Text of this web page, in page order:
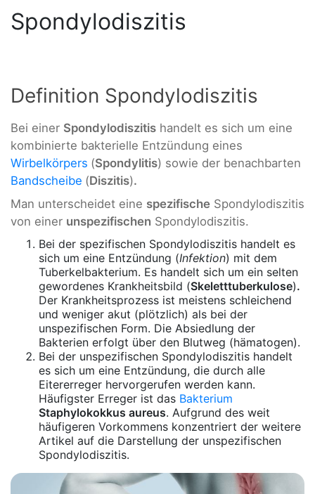
Spondylodiszitis
Definition Spondylodiszitis
Bei einer Spondylodiszitis handelt es sich um eine
kombinierte bakterielle Entzündung eines
Wirbelkörpers (Spondylitis) sowie der benachbarten
Bandscheibe (Diszitis).
Man unterscheidet eine spezifische Spondylodiszitis
von einer unspezifischen Spondylodiszitis.
Bei der spezifischen Spondylodiszitis handelt es
sich um eine Entzündung (Infektion) mit dem
Tuberkelbakterium. Es handelt sich um ein selten
gewordenes Krankheitsbild (Skeletttuberkulose).
Der Krankheitsprozess ist meistens schleichend
und weniger akut (plötzlich) als bei der
unspezifischen Form. Die Absiedlung der
Bakterien erfolgt über den Blutweg (hämatogen).
Bei der unspezifischen Spondylodiszitis handelt
es sich um eine Entzündung, die durch alle
Eitererreger hervorgerufen werden kann.
Häufigster Erreger ist das Bakterium
Staphylokokkus aureus. Aufgrund des weit
häufigeren Vorkommens konzentriert der weitere
Artikel auf die Darstellung der unspezifischen
Spondylodiszitis.